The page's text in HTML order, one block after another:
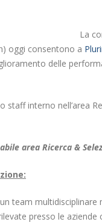
La
oggi consentono a
delle
staff interno nell’area
area Ricerca &
team
presso le aziende